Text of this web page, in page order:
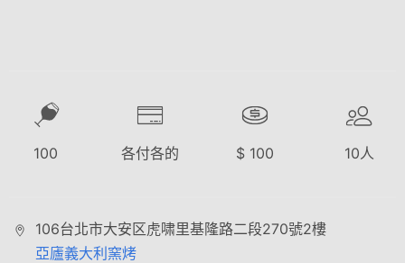
100 各付各的 $ 100 10人
106台北市大安区虎啸里基隆路二段270號2樓
亞廬義大利窯烤